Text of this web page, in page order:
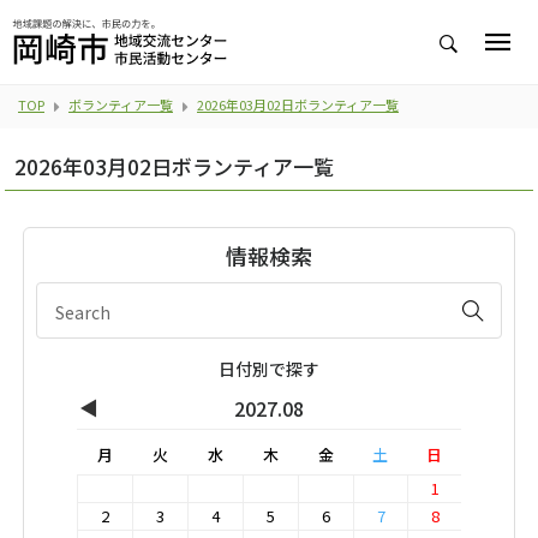
TOP ボランティア一覧 2026年03月02日ボランティア一覧
2026年03月02日ボランティア一覧
情報検索
日付別で探す
◀ 2027.08
月 火 水 木 金 土
日
1
2
3 4 5 6 7
8